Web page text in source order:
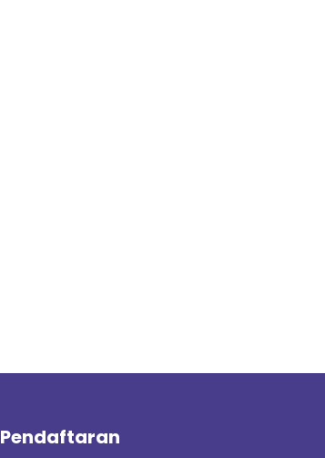
Pendaftaran